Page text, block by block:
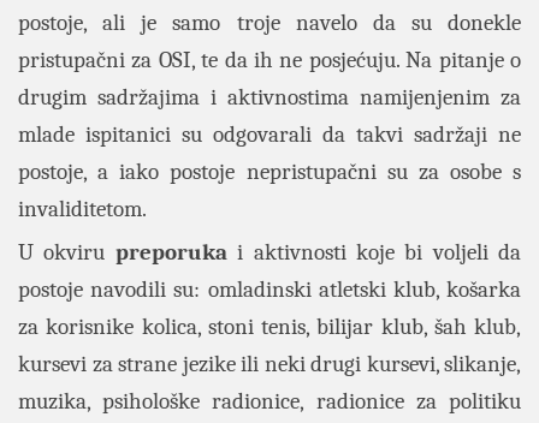
postoje, ali je samo troje navelo da su donekle
pristupačni za OSI, te da ih ne posjećuju. Na pitanje o
drugim sadržajima i aktivnostima namijenjenim za
mlade ispitanici su odgovarali da takvi sadržaji ne
postoje, a iako postoje nepristupačni su za osobe s
invaliditetom.
U okviru preporukai aktivnosti koje bi voljeli da
postoje navodili su: omladinski atletski klub, košarka
za korisnike kolica, stoni tenis, bilijar klub, šah klub,
kursevi za strane jezike ili neki drugi kursevi, slikanje,
muzika, psihološke radionice, radionice za politiku